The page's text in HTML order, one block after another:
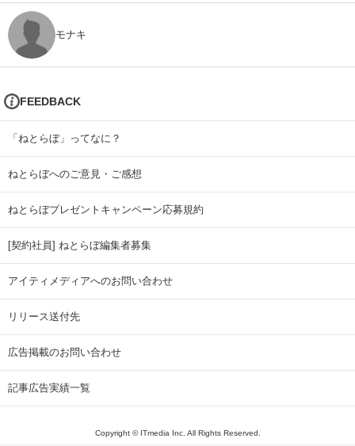
モナキ
FEEDBACK
「ねとらぼ」ってなに？
ねとらぼへのご意見・ご感想
ねとらぼプレゼントキャンペーン応募規約
[契約社員] ねとらぼ編集者募集
アイティメディアへのお問い合わせ
リリース送付先
広告掲載のお問い合わせ
記事広告実績一覧
Copyright © ITmedia Inc. All Rights Reserved.